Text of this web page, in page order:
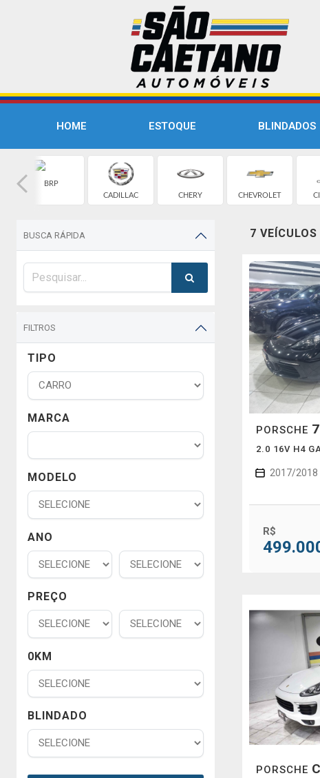
HOME ESTOQUE BLINDADOS
BRP
CADILLAC
CHERY CHEVROLET
BUSCA RÁPIDA
FILTROS
TIPO
MARCA
MODELO
ANO
PREÇO
0KM
BLINDADO
7
PORSCHE
2.0 16V H4
2017/2018
R$
PORSCHE